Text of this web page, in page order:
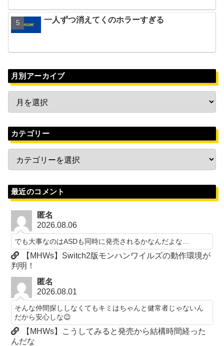
一人ずつ消えてくのホラーすぎる
月別アーカイブ
カテゴリー
最近のコメント
匿名
2026.08.06
でも大事なのはASDも同時に発売されるかなんだよな…
【MHWs】Switch2版モンハンワイルズの動作環境が
判明！
匿名
2026.08.01
そんな仲間探ししなくてもキミはちゃんと健常者じゃないん
だから安心しな😉
【MHWs】こうしてみると発売から結構時間経った
んだな